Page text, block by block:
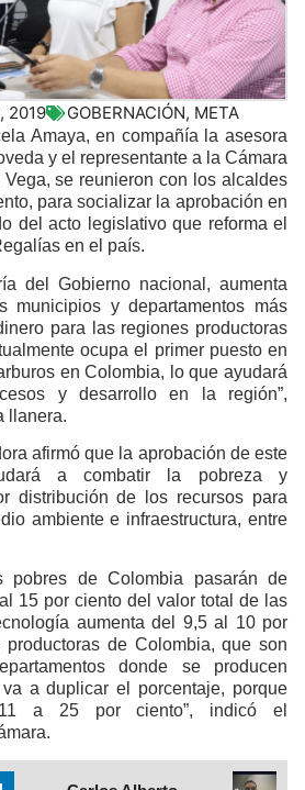
2019 GOBERNACIÓN, META
Amaya, en compañía la asesora
y el representante a la Cámara
se reunieron con los alcaldes
para socializar la aprobación en
del acto legislativo que reforma el
en el país.
del Gobierno nacional, aumenta
municipios y departamentos más
para las regiones productoras
ocupa el primer puesto en
en Colombia, lo que ayudará
y desarrollo en la región”,
llanera.
afirmó que la aprobación de este
a combatir la pobreza y
distribución de los recursos para
ambiente e infraestructura, entre
pobres de Colombia pasarán de
15 por ciento del valor total de las
aumenta del 9,5 al 10 por
de Colombia, que son
donde se producen
a duplicar el porcentaje, porque
a 25 por ciento”, indicó el